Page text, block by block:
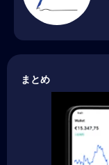
まとめ